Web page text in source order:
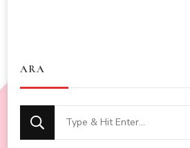
ARA
Looking
for